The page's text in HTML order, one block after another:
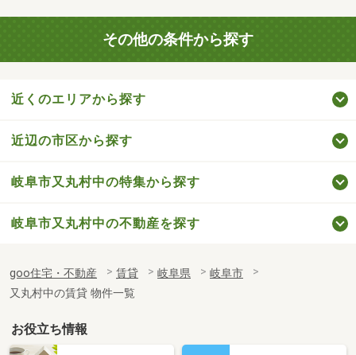
その他の条件から探す
近くのエリアから探す
近辺の市区から探す
岐阜市又丸村中の特集から探す
岐阜市又丸村中の不動産を探す
goo住宅・不動産 賃貸 岐阜県
岐阜市
又丸村中の賃貸 物件一覧
お役立ち情報